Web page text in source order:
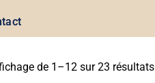
de 1–12 sur 23 résultats